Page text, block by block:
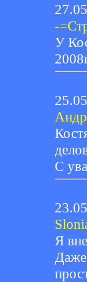
-
У
С
Я